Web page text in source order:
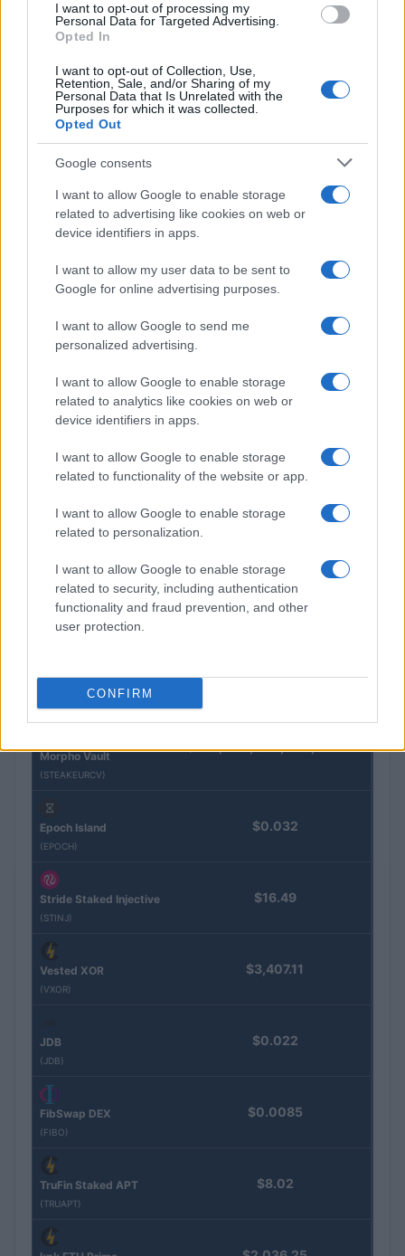
I want to opt-out of processing my
Personal Data for Targeted Advertising.
Opted In
I want to opt-out of Collection, Use,
Retention, Sale, and/or Sharing of my
Personal Data that Is Unrelated with the
Purposes for which it was collected.
Opted Out
Google consents
I want to allow Google to enable storage
related to advertising like cookies on web or
device identifiers in apps.
I want to allow my user data to be sent to
Google for online advertising purposes.
I want to allow Google to send me
personalized advertising.
I want to allow Google to enable storage
related to analytics like cookies on web or
device identifiers in apps.
I want to allow Google to enable storage
related to functionality of the website or app.
I want to allow Google to enable storage
related to personalization.
I want to allow Google to enable storage
related to security, including authentication
functionality and fraud prevention, and other
user protection.
CONFIRM
Petrolio in calo: Brent a 91,82$, ribassi a due cifre per greggio
Andrea Innocenti · 5 Ago 2026
NEWS
ponderazione
Redazione · 5 Ago 2026
QUOTAZIONI CRYPTO
Nome Prezzo
Eureka Bridged PAX
Gold (Terra
(PAXG)
$4,187.30
Morpho Vault
(STEAKEURCV)
$100,000,000,000,000.00
Epoch Island
(EPOCH)
$0.032
Stride Staked Injective
(STINJ)
$16.49
Vested XOR
(VXOR)
$3,407.11
JDB
(JDB)
$0.022
FibSwap DEX
(FIBO)
$0.0085
TruFin Staked APT
(TRUAPT)
$8.02